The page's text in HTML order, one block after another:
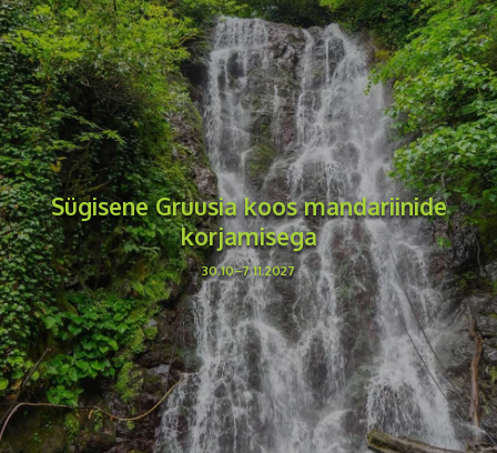
Sügisene Gruusia koos mandariinide
korjamisega
30.10–7.11.2027